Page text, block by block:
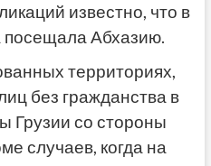
известно, что в
Абхазию.
территориях,
без гражданства в
Грузии со стороны
случаев, когда на